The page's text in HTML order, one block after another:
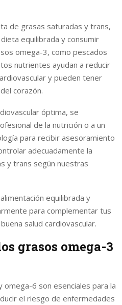
de grasas saturadas y trans,
equilibrada y consumir
omega-3, como pescados
nutrientes ayudan a reducir
y pueden tener
corazón.
óptima, se
de la nutrición o a un
para recibir asesoramiento
adecuadamente la
y trans según nuestras
equilibrada y
para complementar tus
salud cardiovascular.
grasos omega-3
6 son esenciales para la
el riesgo de enfermedades